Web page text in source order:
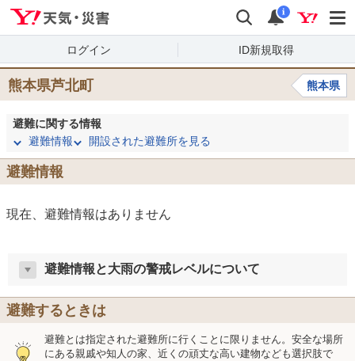
検索 通知
i
ログイン ID新規取得
熊本県芦北町 熊本県
避難に関する情報
避難情報
開設された避難所を見る
避難情報
現在、避難情報はありません
避難情報と大雨の警戒レベルについて
避難するときは
避難とは指定された避難所に行くことに限りません。安全な場所
にある親戚や知人の家、近くの頑丈な高い建物なども選択肢で